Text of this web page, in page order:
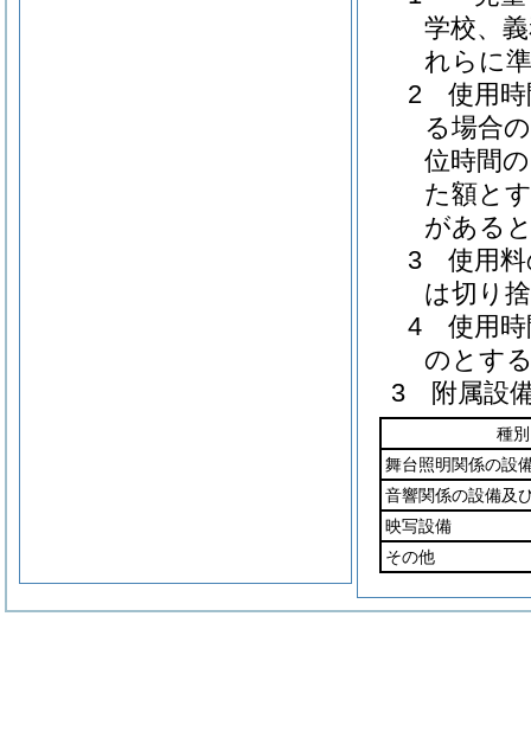
学校、
れらに
2 使用時
る場合
位時間
た額と
がある
3 使用料
は切り
4 使用時
のとす
3 附属設
種別
舞台照明関係の設
音響関係の設備及
映写設備
その他